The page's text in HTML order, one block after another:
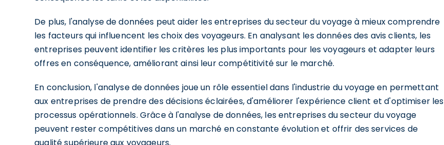
De plus, l'analyse de données peut aider les entreprises du secteur du voyage à mieux comprendre
les facteurs qui influencent les choix des voyageurs. En analysant les données des avis clients, les
entreprises peuvent identifier les critères les plus importants pour les voyageurs et adapter leurs
offres en conséquence, améliorant ainsi leur compétitivité sur le marché.
En conclusion, l'analyse de données joue un rôle essentiel dans l'industrie du voyage en permettant
aux entreprises de prendre des décisions éclairées, d'améliorer l'expérience client et d'optimiser les
processus opérationnels. Grâce à l'analyse de données, les entreprises du secteur du voyage
peuvent rester compétitives dans un marché en constante évolution et offrir des services de